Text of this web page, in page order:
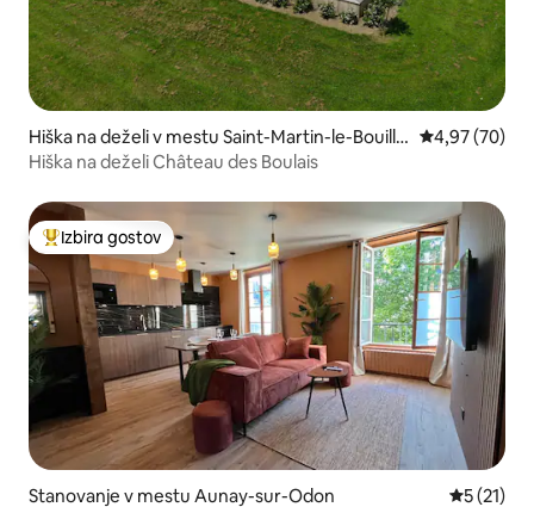
Hiška na deželi v mestu Saint-Martin-le-Bouilla
nt
Povprečna
4,97 (70)
Hiška na deželi Château des Boulais
Najbolj priljubljena prenočišča z značko »Izbira gostov«
Izbira gostov
Stanovanje v mestu Aunay-sur-Odon 5 (21)